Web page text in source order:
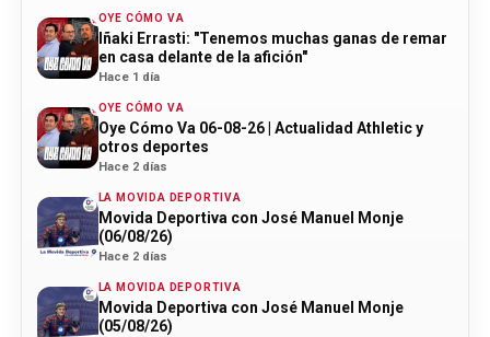
OYE CÓMO VA
Iñaki Errasti: "Tenemos muchas ganas de remar
en casa delante de la afición"
Hace 1 día
OYE CÓMO VA
Oye Cómo Va 06-08-26 | Actualidad Athletic y
otros deportes
Hace 2 días
LA MOVIDA DEPORTIVA
Movida Deportiva con José Manuel Monje
(06/08/26)
Hace 2 días
LA MOVIDA DEPORTIVA
Movida Deportiva con José Manuel Monje
(05/08/26)